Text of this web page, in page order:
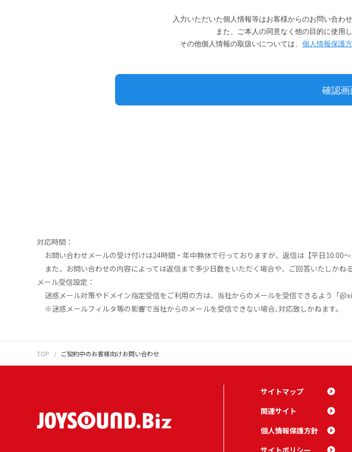
対応時間：
お問い合わせメールの受け付けは24時間・年中無休で行っておりますが、返信は【平日10:00～
また、お問い合わせの内容によっては返信まで多少日数をいただく場合や、ご回答いたしかね
メール受信設定：
迷惑メール対策やドメイン指定受信をご利用の方は、当社からのメールを受信できるよう「
※迷惑メールフィルタ等の影響で当社からのメールを受信できない場合､対応致しかねます。
TOP ご契約中のお客様向けお問い合わせ
サイトマップ
関連サイト
個人情報保護方針
サイトポリシー